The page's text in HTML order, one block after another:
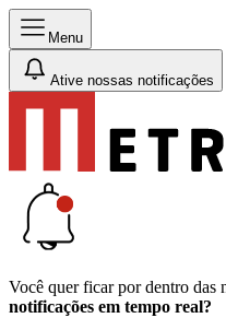
Menu
Ative nossas notificações
Você quer ficar por dentro das
notificações em tempo real?